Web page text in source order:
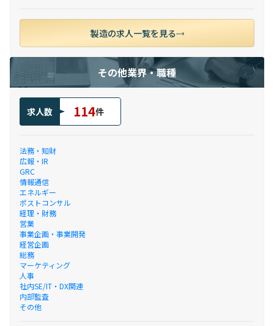
製造の求人一覧を見る
その他業界・職種
求人数 114件
法務・知財
広報・IR
GRC
情報通信
エネルギー
ポストコンサル
経理・財務
営業
事業企画・事業開発
経営企画
総務
マーケティング
人事
社内SE/IT・DX関連
内部監査
その他